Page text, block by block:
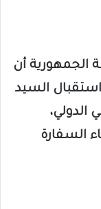
الجمهورية أن
السيد
الدولي،
السفارة